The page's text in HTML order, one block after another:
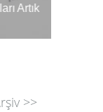
Artık
>>